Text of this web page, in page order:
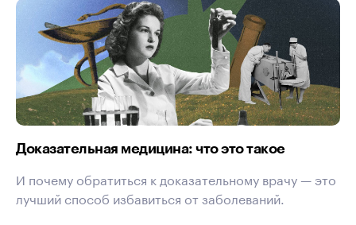
Доказательная медицина: что это такое
И почему обратиться к доказательному врачу — это
лучший способ избавиться от заболеваний.